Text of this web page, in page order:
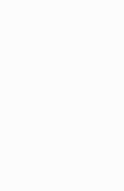
-=ニ
／
∧
（
/
/ ﾍ, ,
l 二
i
ゝ、
（""""
ゞ＿＿
|| /
|| | /